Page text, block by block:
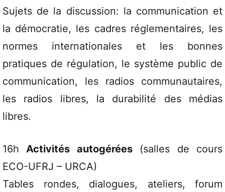
Sujets de la discussion: la communication et
la démocratie, les cadres réglementaires, les
normes internationales et les bonnes
pratiques de régulation, le système public de
communication, les radios communautaires,
les radios libres, la durabilité des médias
libres.
16h Activités autogérées(salles de cours
ECO-UFRJ – URCA)
Tables rondes, dialogues, ateliers, forum